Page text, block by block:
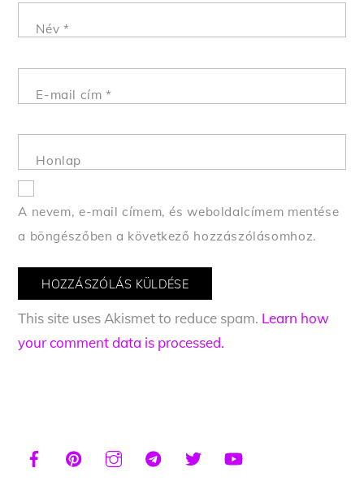
Név *
E-mail cím*
Honlap
A nevem, e-mail címem, és weboldalcímem mentése
a böngészőben a következő hozzászólásomhoz.
This site uses Akismet to reduce spam. Learn how
your comment data is processed.